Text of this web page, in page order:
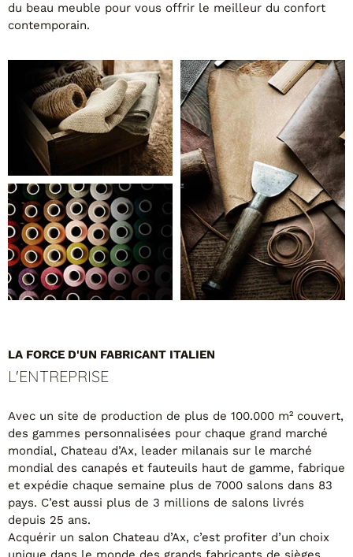
PAR FORME
Canapés avec méridienne
Canapés convertibles
Canapés d'angle
Canapés droits
Canapés modulables
Canapés relax
Fauteuils de relaxation D-Stress
Canapés 3 places
Canapés 4 places
Fauteuils
CANAPÉS
Tous les produits
FAUTEUILS ET POUFS
du beau meuble pour vous offrir le meilleur du confort
contemporain.
LA FORCE D'UN FABRICANT ITALIEN
L'ENTREPRISE
Avec un site de production de plus de 100.000 m² couvert,
des gammes personnalisées pour chaque grand marché
mondial, Chateau d’Ax, leader milanais sur le marché
mondial des canapés et fauteuils haut de gamme, fabrique
et expédie chaque semaine plus de 7000 salons dans 83
pays. C’est aussi plus de 3 millions de salons livrés
depuis 25 ans.
Acquérir un salon Chateau d’Ax, c’est profiter d’un choix